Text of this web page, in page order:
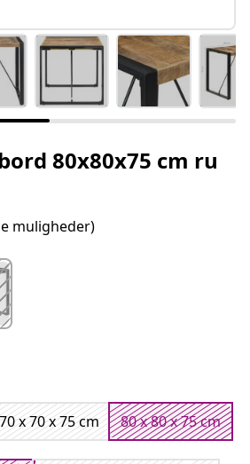
80x80x75 cm ru
muligheder)
70 x 70 x 75 cm
80 x 80 x 75 cm